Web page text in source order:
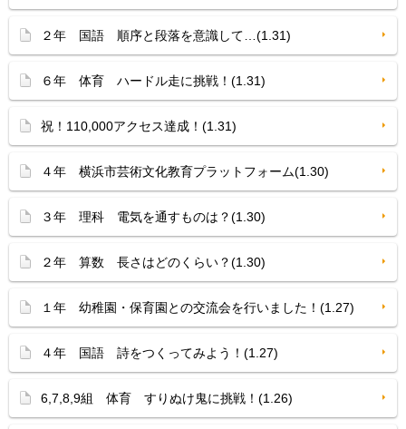
２年 国語 順序と段落を意識して…(1.31)
６年 体育 ハードル走に挑戦！(1.31)
祝！110,000アクセス達成！(1.31)
４年 横浜市芸術文化教育プラットフォーム(1.30)
３年 理科 電気を通すものは？(1.30)
２年 算数 長さはどのくらい？(1.30)
１年 幼稚園・保育園との交流会を行いました！(1.27)
４年 国語 詩をつくってみよう！(1.27)
6,7,8,9組 体育 すりぬけ鬼に挑戦！(1.26)